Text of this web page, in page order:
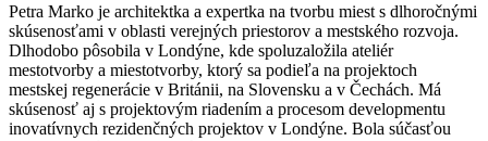
Petra Marko je architektka a expertka na tvorbu miest s dlhoročnými
skúsenosťami v oblasti verejných priestorov a mestského rozvoja.
Dlhodobo pôsobila v Londýne, kde spoluzaložila ateliér
mestotvorby a miestotvorby, ktorý sa podieľa na projektoch
mestskej regenerácie v Británii, na Slovensku a v Čechách. Má
skúsenosť aj s projektovým riadením a procesom developmentu
inovatívnych rezidenčných projektov v Londýne. Bola súčasťou